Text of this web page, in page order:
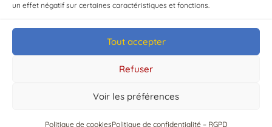
un effet négatif sur certaines caractéristiques et fonctions.
Tout accepter
Refuser
Voir les préférences
Politique de cookiesPolitique de confidentialité – RGPD
© Mairie de Chaource [2004-2024] | Tous droits réservés.
Developed byWEB3-DESIGN